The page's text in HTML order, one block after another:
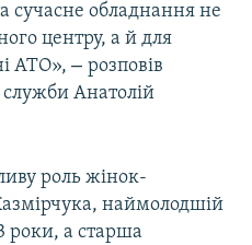
обладнання не
центру, а й для
АТО», – розповів
Анатолій
роль жінок-
наймолодшій
роки, а старша